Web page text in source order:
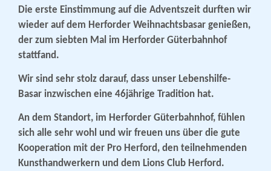
Die erste Einstimmung auf die Adventszeit durften wir
wieder auf dem Herforder Weihnachtsbasar genießen,
der zum siebten Mal im Herforder Güterbahnhof
stattfand.
Wir sind sehr stolz darauf, dass unser Lebenshilfe-
Basar inzwischen eine 46jährige Tradition hat.
An dem Standort, im Herforder Güterbahnhof, fühlen
sich alle sehr wohl und wir freuen uns über die gute
Kooperation mit der Pro Herford, den teilnehmenden
Kunsthandwerkern und dem Lions Club Herford.